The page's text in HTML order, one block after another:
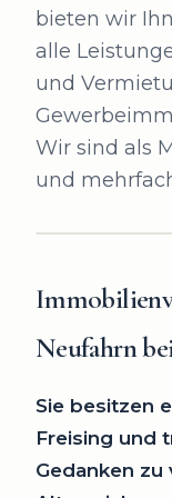
bieten wir
alle
und
Wir sind als
und
Neufahrn
Sie besitzen
Freising und
Gedanken zu